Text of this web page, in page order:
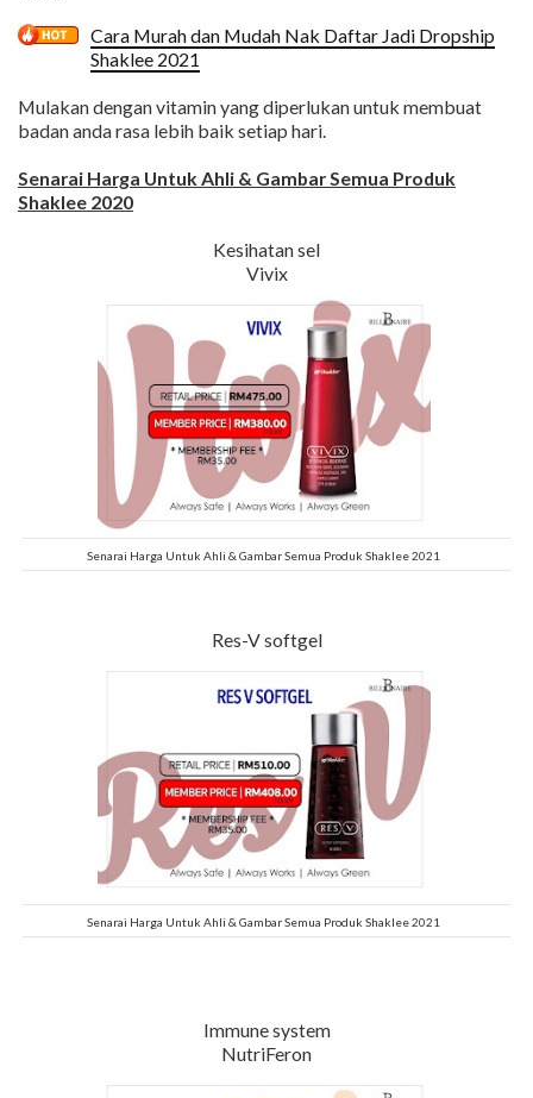
Cara Murah dan Mudah Nak Daftar Jadi Dropship
Shaklee 2021
Mulakan dengan vitamin yang diperlukan untuk membuat
badan anda rasa lebih baik setiap hari.
Senarai Harga Untuk Ahli & Gambar Semua Produk
Shaklee 2020
Kesihatan sel
Vivix
Senarai Harga Untuk Ahli & Gambar Semua Produk Shaklee 2021
Res-V softgel
Senarai Harga Untuk Ahli & Gambar Semua Produk Shaklee 2021
Immune system
NutriFeron